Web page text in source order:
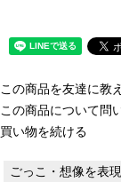
この商品を友達に教
この商品について問
買い物を続ける
ごっこ・想像を表